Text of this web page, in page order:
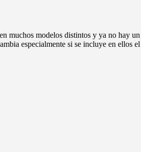
muchos modelos distintos y ya no hay
especialmente si se incluye en ellos